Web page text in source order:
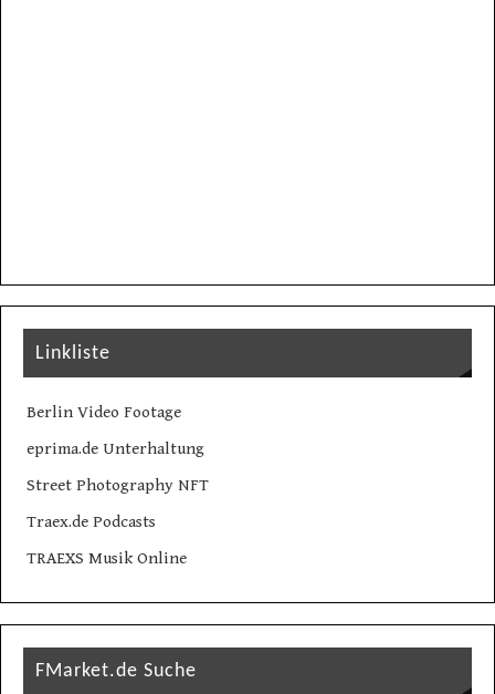
Linkliste
Berlin Video Footage
eprima.de Unterhaltung
Street Photography NFT
Traex.de Podcasts
TRAEXS Musik Online
FMarket.de Suche